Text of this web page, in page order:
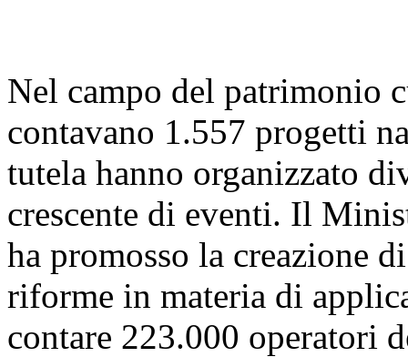
Nel campo del patrimonio
contavano 1.557 progetti
tutela hanno organizzato
crescente di eventi. Il
ha promosso la creazione
riforme in materia di
contare 223.000 operatori